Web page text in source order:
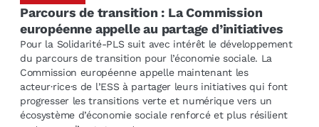
Parcours de transition : La Commission
européenne appelle au partage d’initiatives
Pour la Solidarité-PLS suit avec intérêt le développement
du parcours de transition pour l’économie sociale. La
Commission européenne appelle maintenant les
acteur·rice·s de l’ESS à partager leurs initiatives qui font
progresser les transitions verte et numérique vers un
écosystème d’économie sociale renforcé et plus résilient